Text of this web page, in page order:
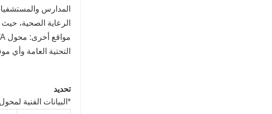
المدارس
الرعاية الصحية، حيث
التحتية العامة
تحديد
*البيانات الفنية لمحول